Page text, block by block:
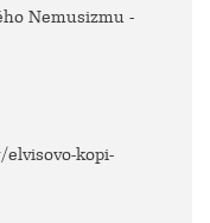
Nemusizmu -
kopi-